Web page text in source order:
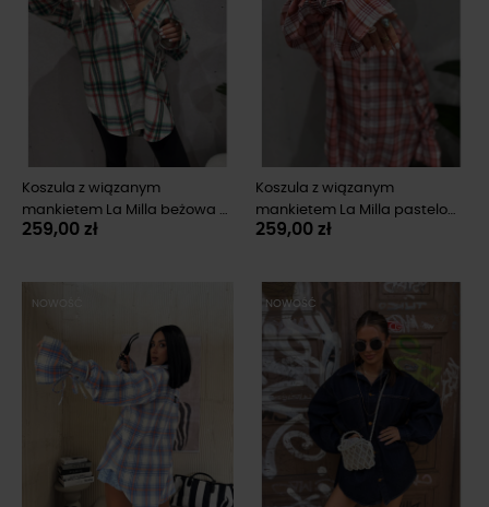
Koszula z wiązanym
mankietem La Milla beżowa z
zielenią
259,00 zł
Koszula z wiązanym
mankietem La Milla pastelowy
koral
259,00 zł
NOWOŚĆ NOWOŚĆ